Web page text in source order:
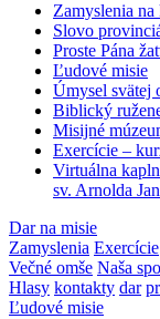
Zamyslenia na
Slovo
Proste Pána
Ľudové misie
Úmysel svätej
Biblický
Misijné
Exercície –
Virtuálna
sv. Arnolda
Dar na misie
Zamyslenia Exercície
Večné omše Naša
Hlasy kontakty dar
Ľudové misie